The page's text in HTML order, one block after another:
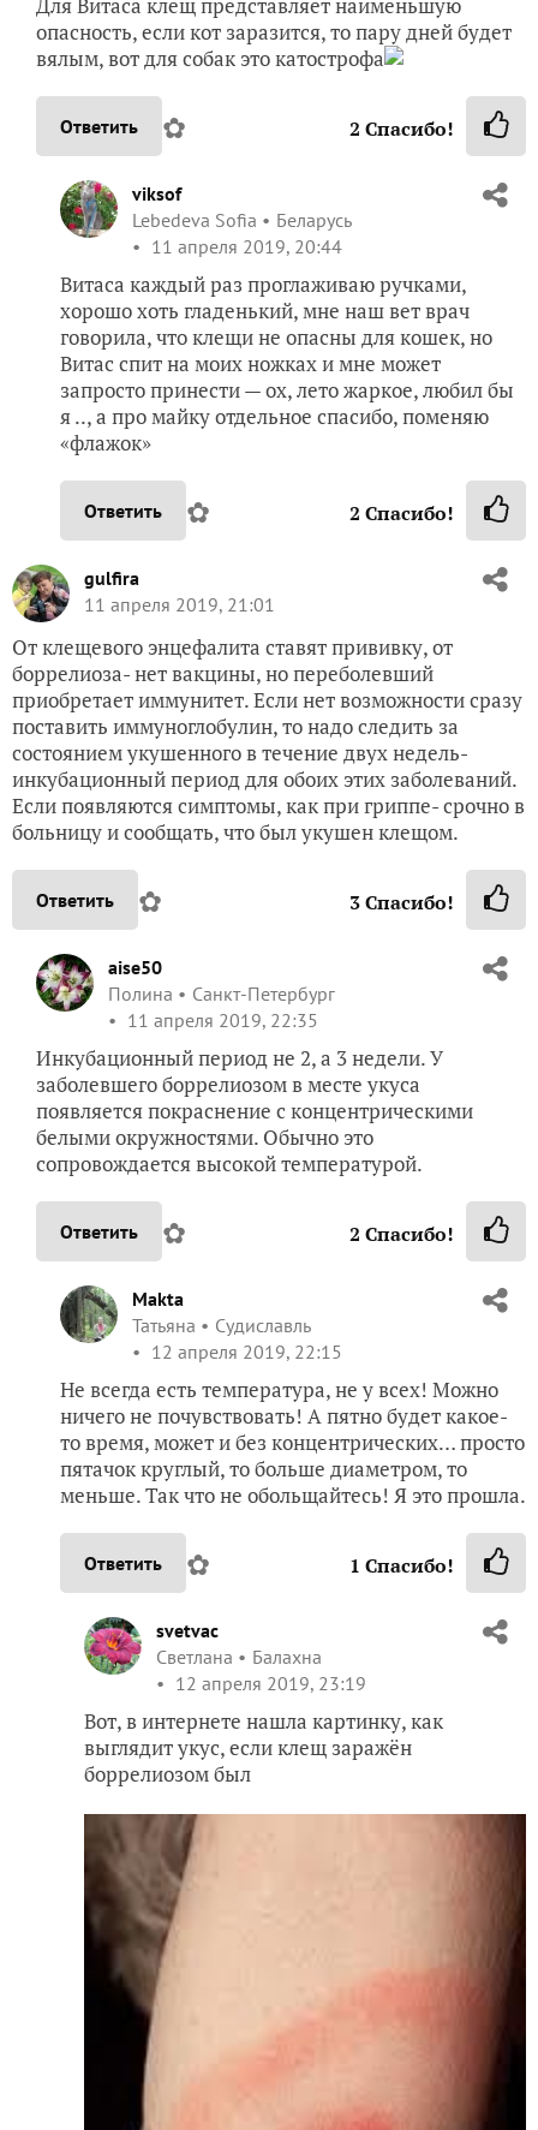
опасность, если кот заразится, то пару дней будет
вялым, вот для собак это катострофа
Ответить ✿ 2 Спасибо!
viksof
Lebedeva Sofia
Беларусь
11 апреля 2019, 20:44
Витаса каждый раз проглаживаю ручками,
хорошо хоть гладенький, мне наш вет врач
говорила, что клещи не опасны для кошек, но
Витас спит на моих ножках и мне может
запросто принести — ох, лето жаркое, любил бы
я .., а про майку отдельное спасибо, поменяю
«флажок»
Ответить ✿ 2 Спасибо!
gulfira
11 апреля 2019, 21:01
От клещевого энцефалита ставят прививку, от
боррелиоза- нет вакцины, но переболевший
приобретает иммунитет. Если нет возможности сразу
поставить иммуноглобулин, то надо следить за
состоянием укушенного в течение двух недель-
инкубационный период для обоих этих заболеваний.
Если появляются симптомы, как при гриппе- срочно в
больницу и сообщать, что был укушен клещом.
Ответить ✿ 3Спасибо!
aise50
Полина
Санкт-Петербург
11 апреля 2019, 22:35
Инкубационный период не 2, а 3 недели. У
заболевшего боррелиозом в месте укуса
появляется покраснение с концентрическими
белыми окружностями. Обычно это
сопровождается высокой температурой.
Ответить ✿ 2 Спасибо!
Makta
Татьяна
Судиславль
12 апреля 2019, 22:15
Не всегда есть температура, не у всех! Можно
ничего не почувствовать! А пятно будет какое-
то время, может и без концентрических… просто
пятачок круглый, то больше диаметром, то
меньше. Так что не обольщайтесь! Я это прошла.
Ответить ✿ 1 Спасибо!
svetvac
Светлана
Балахна
12 апреля 2019, 23:19
Вот, в интернете нашла картинку, как
выглядит укус, если клещ заражён
боррелиозом был